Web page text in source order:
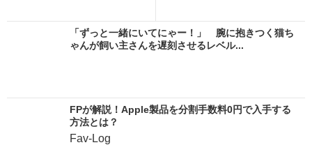
「ずっと一緒にいてにゃー！」 腕に抱きつく猫ち
ゃんが飼い主さんを遅刻させるレベル...
FPが解説！Apple製品を分割手数料0円で入手する
方法とは？
Fav-Log